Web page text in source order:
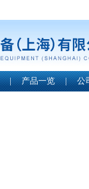
| 产品一览 | 公